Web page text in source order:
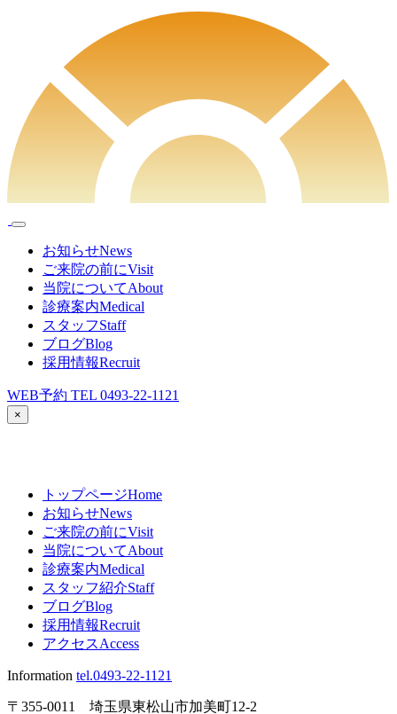
お知らせNews
ご来院の前にVisit
当院についてAbout
診療案内Medical
スタッフStaff
ブログBlog
採用情報Recruit
WEB予約 TEL 0493-22-1121
×
トップページHome
お知らせNews
ご来院の前にVisit
当院についてAbout
診療案内Medical
スタッフ紹介Staff
ブログBlog
採用情報Recruit
アクセスAccess
Information tel.0493-22-1121
〒355-0011 埼玉県東松山市加美町12-2